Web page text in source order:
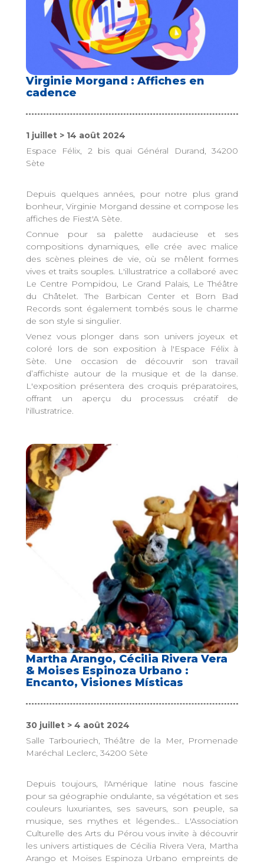
Virginie Morgand : Affiches en
cadence
1 juillet > 14 août 2024
Espace Félix, 2 bis quai Général Durand, 34200
Sète
Depuis quelques années, pour notre plus grand
bonheur, Virginie Morgand dessine et compose les
affiches de Fiest'A Sète.
Connue pour sa palette audacieuse et ses
compositions dynamiques, elle crée avec malice
des scènes pleines de vie, où se mêlent formes
vives et traits souples. L'illustratrice a collaboré avec
Le Centre Pompidou, Le Grand Palais, Le Théâtre
du Châtelet. The Barbican Center et Born Bad
Records sont également tombés sous le charme
de son style si singulier.
Venez vous plonger dans son univers joyeux et
coloré lors de son exposition à l'Espace Félix à
Sète. Une occasion de découvrir son travail
d’affichiste autour de la musique et de la danse.
L'exposition présentera des croquis préparatoires,
offrant un aperçu du processus créatif de
l'illustratrice.
Martha Arango, Cécilia Rivera Vera
& Moises Espinoza Urbano :
Encanto, Visiones Místicas
30 juillet > 4 août 2024
Salle Tarbouriech, Théâtre de la Mer, Promenade
Maréchal Leclerc, 34200 Sète
Depuis toujours, l'Amérique latine nous fascine
pour sa géographie ondulante, sa végétation et ses
couleurs luxuriantes, ses saveurs, son peuple, sa
musique, ses mythes et légendes... L'Association
Culturelle des Arts du Pérou vous invite à découvrir
les univers artistiques de Cécilia Rivera Vera, Martha
Arango et Moises Espinoza Urbano empreints de